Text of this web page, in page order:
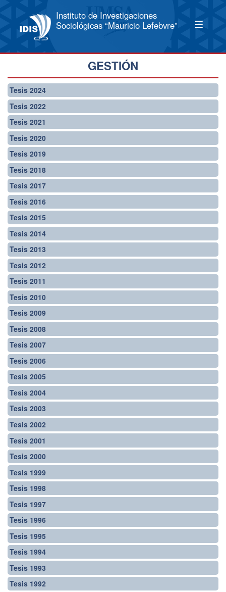
Instituto de Investigaciones
Sociológicas “Mauricio Lefebvre”
GESTIÓN
Tesis 2024
Tesis 2022
Tesis 2021
Tesis 2020
Tesis 2019
Tesis 2018
Tesis 2017
Tesis 2016
Tesis 2015
Tesis 2014
Tesis 2013
Tesis 2012
Tesis 2011
Tesis 2010
Tesis 2009
Tesis 2008
Tesis 2007
Tesis 2006
Tesis 2005
Tesis 2004
Tesis 2003
Tesis 2002
Tesis 2001
Tesis 2000
Tesis 1999
Tesis 1998
Tesis 1997
Tesis 1996
Tesis 1995
Tesis 1994
Tesis 1993
Tesis 1992